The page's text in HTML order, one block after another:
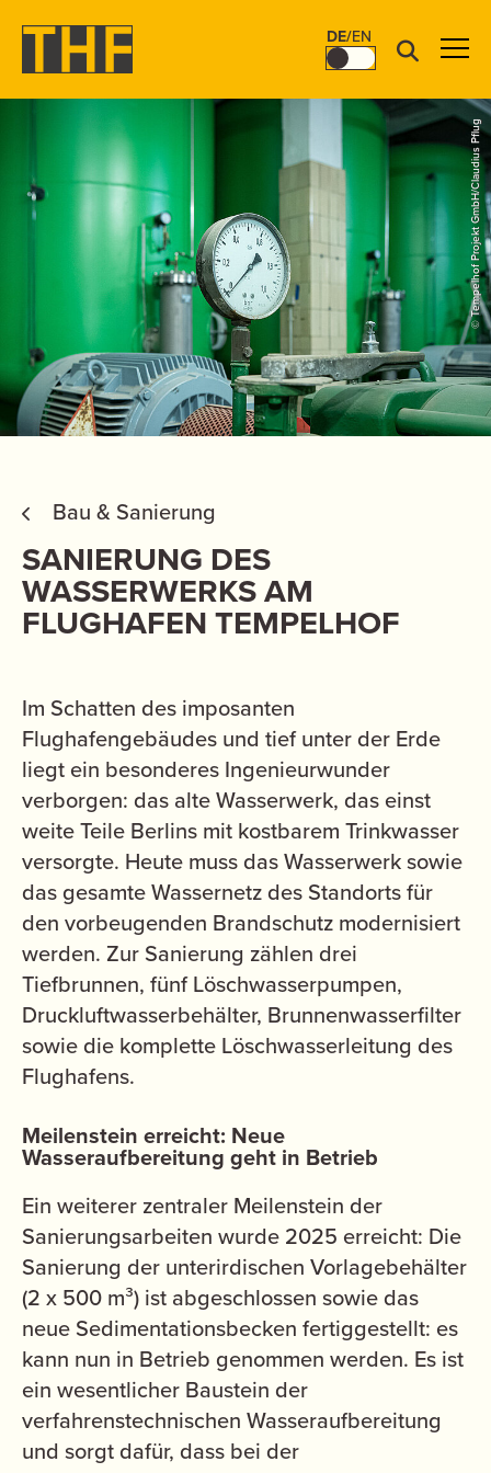
DE/EN
© Tempelhof Projekt GmbH/Claudius Pflug
Bau & Sanierung
SANIERUNG DES
WASSERWERKS AM
FLUGHAFEN TEMPELHOF
Im Schatten des imposanten
Flughafengebäudes und tief unter der Erde
liegt ein besonderes Ingenieurwunder
verborgen: das alte Wasserwerk, das einst
weite Teile Berlins mit kostbarem Trinkwasser
versorgte. Heute muss das Wasserwerk sowie
das gesamte Wassernetz des Standorts für
den vorbeugenden Brandschutz modernisiert
werden. Zur Sanierung zählen drei
Tiefbrunnen, fünf Löschwasserpumpen,
Druckluftwasserbehälter, Brunnenwasserfilter
sowie die komplette Löschwasserleitung des
Flughafens.
Meilenstein erreicht: Neue
Wasseraufbereitung geht in Betrieb
Ein weiterer zentraler Meilenstein der
Sanierungsarbeiten wurde 2025 erreicht: Die
Sanierung der unterirdischen Vorlagebehälter
(2 x 500 m³) ist abgeschlossen sowie das
neue Sedimentationsbecken fertiggestellt: es
kann nun in Betrieb genommen werden. Es ist
ein wesentlicher Baustein der
verfahrenstechnischen Wasseraufbereitung
und sorgt dafür, dass bei der